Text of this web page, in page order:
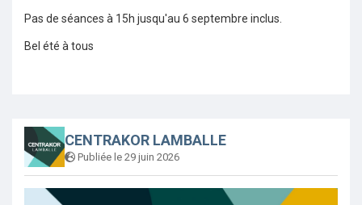
Pas de séances à 15h jusqu'au 6 septembre inclus.
Bel été à tous
CENTRAKOR LAMBALLE
Publiée le 29 juin 2026